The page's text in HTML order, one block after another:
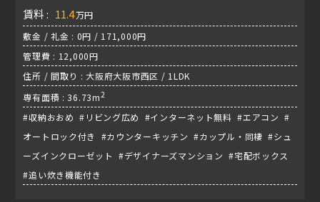
賃料 : 11.4万円
敷金 / 礼金 : 0円 / 171,000円
管理費 : 12,000円
住所 / 間取り : 大阪府大阪市西区 / 1LDK
専有面積 : 36.73m2
#収納おおめ #リビング広め #インターネット無料 #エアコン #
オートロック付き #カウンターキッチン #カップル・同棲 #シュ
ーズインクローゼット #デザイナーズマンション #宅配ボックス
#追い炊き機能付き